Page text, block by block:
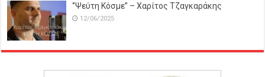
‘’Ψεύτη Κόσμε’’ – Χαρίτος Τζαγκαράκης
12/06/2025